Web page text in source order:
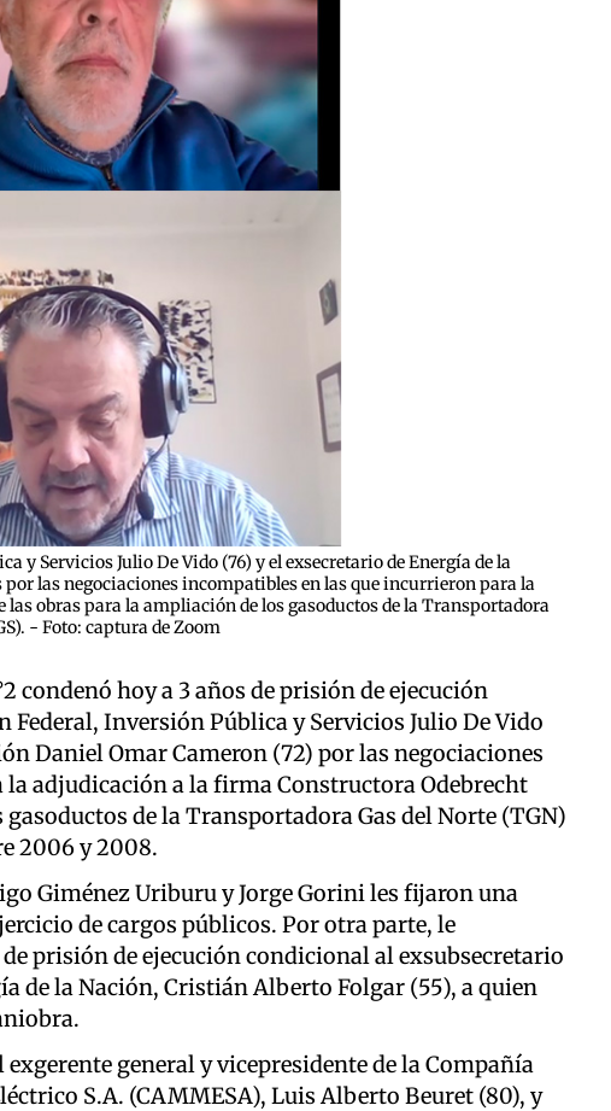
Servicios Julio De Vido (76) y el exsecretario de Energía de la
las negociaciones incompatibles en las que incurrieron para la
obras para la ampliación de los gasoductos de la Transportadora
- Foto: captura de Zoom
condenó hoy a 3 años de prisión de ejecución
Inversión Pública y Servicios Julio De Vido
Daniel Omar Cameron (72) por las negociaciones
adjudicación a la firma Constructora Odebrecht
de la Transportadora Gas del Norte (TGN)
2006 y 2008.
Giménez Uriburu y Jorge Gorini les fijaron una
de cargos públicos. Por otra parte, le
prisión de ejecución condicional al exsubsecretario
de la Nación, Cristián Alberto Folgar (55), a quien
general y vicepresidente de la Compañía
S.A. (CAMMESA), Luis Alberto Beuret (80), y